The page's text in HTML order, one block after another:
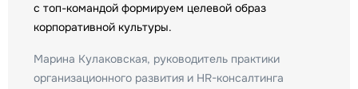
с топ-командой формируем целевой образ
корпоративной культуры.
Марина Кулаковская, руководитель практики
организационного развития и HR-консалтинга